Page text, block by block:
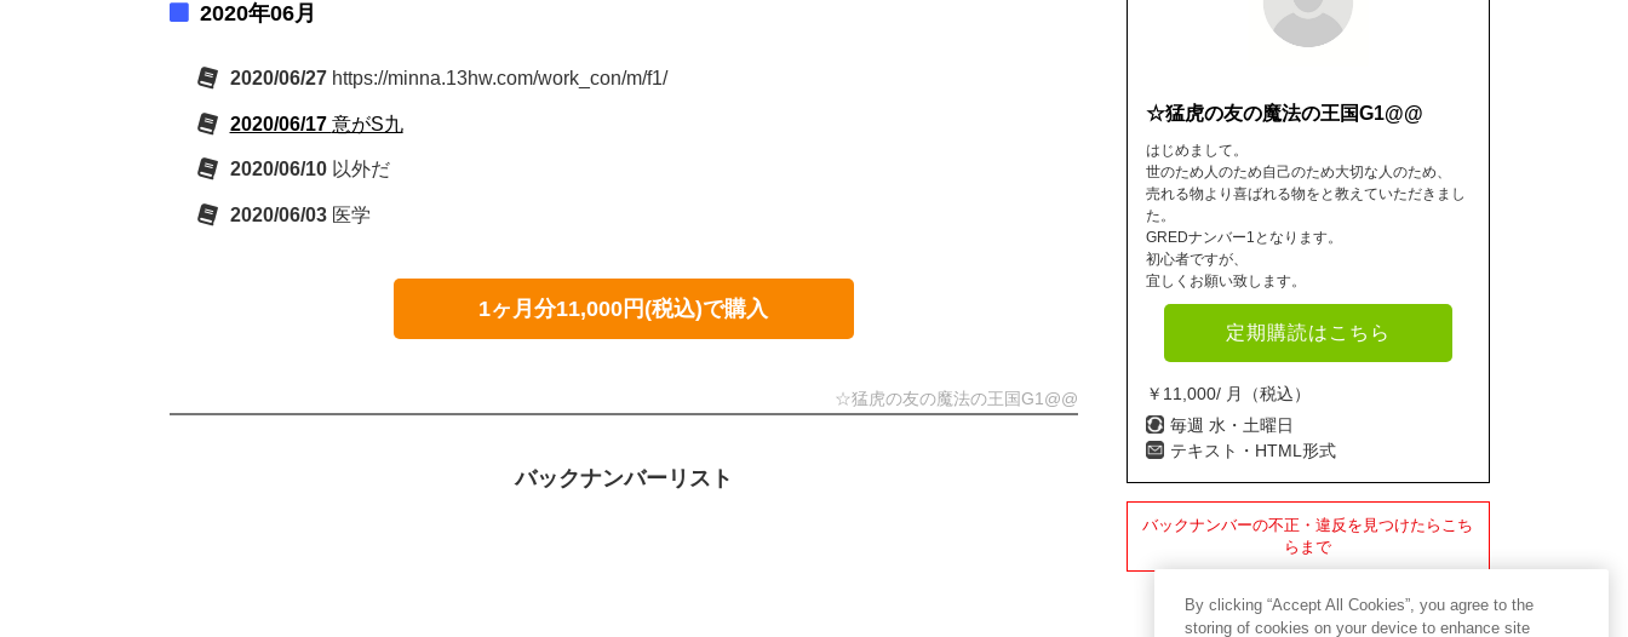
2020年06月
2020/06/27 https://minna.13hw.com/work_con/m/f1/
2020/06/17 意がS九
2020/06/10 以外だ
2020/06/03 医学
1ヶ月分11,000円(税込)で購入
☆猛虎の友の魔法の王国G1@@
バックナンバーリスト
☆猛虎の友の魔法の王国G1@@
はじめまして。
世のため人のため自己のため大切な人のため、
売れる物より喜ばれる物をと教えていただきまし
た。
GREDナンバー1となります。
初心者ですが、
宜しくお願い致します。
定期購読はこちら
￥11,000/ 月（税込）
毎週 水・土曜日
テキスト・HTML形式
バックナンバーの不正・違反を見つけたらこち
らまで
By clicking “Accept All Cookies”, you agree to the
storing of cookies on your device to enhance site